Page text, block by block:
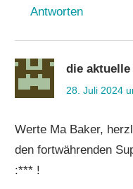
Antworten
die aktuelle
28. Juli 2024
Werte Ma Baker,
den fortwährenden
:*** !